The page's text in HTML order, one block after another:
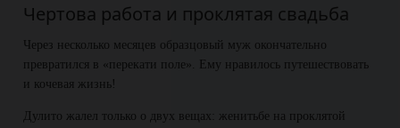
Чертова работа и проклятая свадьба
Через несколько месяцев образцовый муж окончательно
превратился в «перекати поле». Ему нравилось путешествовать
и кочевая жизнь!
Дулито жалел только о двух вещах: женитьбе на проклятой